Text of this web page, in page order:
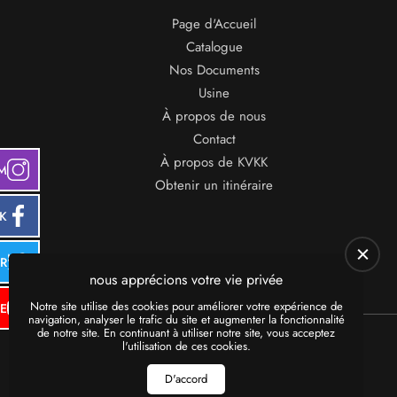
Page d'Accueil
Catalogue
Nos Documents
Usine
À propos de nous
Contact
À propos de KVKK
Obtenir un itinéraire
nous apprécions votre vie privée
Notre site utilise des cookies pour améliorer votre expérience de
navigation, analyser le trafic du site et augmenter la fonctionnalité
de notre site. En continuant à utiliser notre site, vous acceptez
l'utilisation de ces cookies.
D'accord